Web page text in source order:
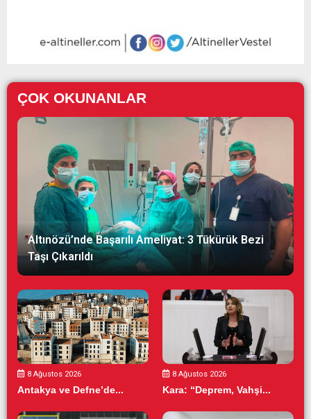
ÇOK OKUNANLAR
Altınözü’nde Başarılı Ameliyat: 3 Tükürük Bezi
Taşı Çıkarıldı
8 Ağustos 2026
Antakya ve Defne’de...
8 Ağustos 2026
Kara: “Deprem, Vahşi...